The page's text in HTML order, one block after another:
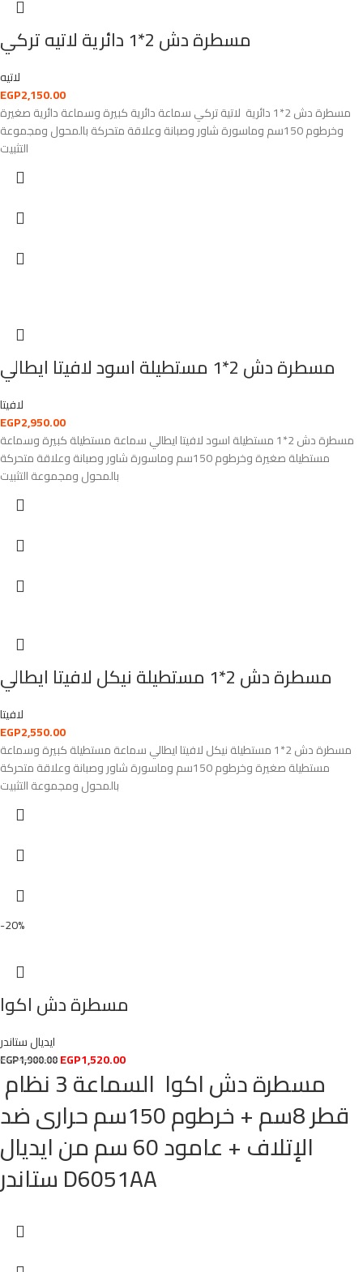
مسطرة دش 2*1 دائرية لاتيه تركي
لاتيه
EGP2,150.00
مسطرة دش 2*1 دائرية لاتية تركي سماعة دائرية كبيرة وسماعة دائرية صغيرة
وخرطوم 150سم وماسورة شاور وصبانة وعلاقة متحركة بالمحول ومجموعة
التثبيت
مسطرة دش 2*1 مستطيلة اسود لافيتا ايطالي
لافيتا
EGP2,950.00
مسطرة دش 2*1 مستطيلة اسود لافيتا ايطالي سماعة مستطيلة كبيرة وسماعة
مستطيلة صغيرة وخرطوم 150سم وماسورة شاور وصبانة وعلاقة متحركة
بالمحول ومجموعة التثبيت
مسطرة دش 2*1 مستطيلة نيكل لافيتا ايطالي
لافيتا
EGP2,550.00
مسطرة دش 2*1 مستطيلة نيكل لافيتا ايطالي سماعة مستطيلة كبيرة وسماعة
مستطيلة صغيرة وخرطوم 150سم وماسورة شاور وصبانة وعلاقة متحركة
بالمحول ومجموعة التثبيت
-20%
مسطرة دش اكوا
ايديال ستاندر
EGP1,900.00EGP1,520.00
مسطرة دش اكوا السماعة 3 نظام
قطر 8سم + خرطوم 150سم حرارى ضد
الإتلاف + عامود 60 سم من ايديال
ستاندر D6051AA